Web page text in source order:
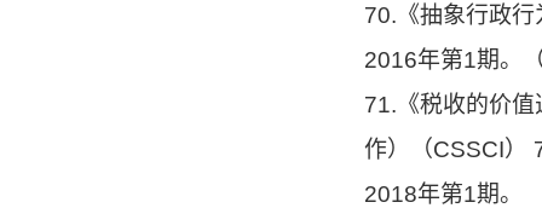
70.《抽象行政
2016年第1期。
71.《税收的价
作）（CSSCI）
2018年第1期。